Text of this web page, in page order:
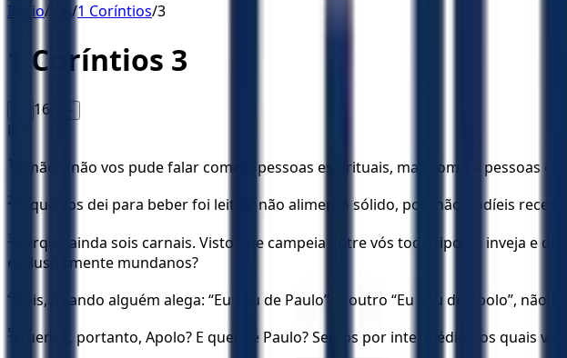
Início/ KJA/1 Coríntios/3
1 Coríntios 3
16 A+
KJA
1 Irmãos, não vos pude falar como a pessoas espirituais, mas como a pessoas
2 O que vos dei para beber foi leite e não alimento sólido, pois não podíeis
3
porque ainda sois carnais. Visto que campeia entre vós todo tipo de inveja e
exclusivamente mundanos?
4 Pois, quando alguém alega: “Eu sou de Paulo”, e outro “Eu sou de Apolo”,
5 Quem é, portanto, Apolo? E quem é Paulo? Servos por intermédio dos quais